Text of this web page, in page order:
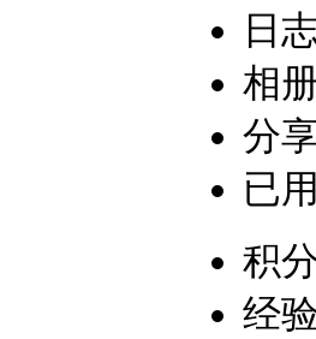
日
相
分
已
积
经